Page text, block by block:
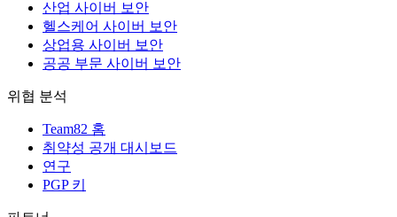
산업 사이버 보안
헬스케어 사이버 보안
상업용 사이버 보안
공공 부문 사이버 보안
위협 분석
Team82 홈
취약성 공개 대시보드
연구
PGP 키